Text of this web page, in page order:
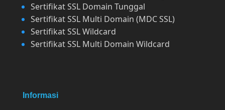
Sertifikat SSL Domain Tunggal
Sertifikat SSL Multi Domain (MDC SSL)
Sertifikat SSL Wildcard
Sertifikat SSL Multi Domain Wildcard
Informasi